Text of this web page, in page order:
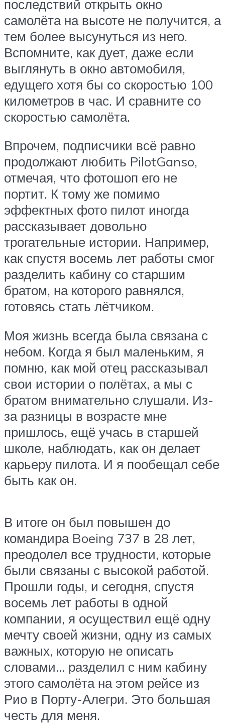
последствий открыть окно
самолёта на высоте не получится, а
тем более высунуться из него.
Вспомните, как дует, даже если
выглянуть в окно автомобиля,
едущего хотя бы со скоростью 100
километров в час. И сравните со
скоростью самолёта.
Впрочем, подписчики всё равно
продолжают любить PilotGanso,
отмечая, что фотошоп его не
портит. К тому же помимо
эффектных фото пилот иногда
рассказывает довольно
трогательные истории. Например,
как спустя восемь лет работы смог
разделить кабину со старшим
братом, на которого равнялся,
готовясь стать лётчиком.
Моя жизнь всегда была связана с
небом. Когда я был маленьким, я
помню, как мой отец рассказывал
свои истории о полётах, а мы с
братом внимательно слушали. Из-
за разницы в возрасте мне
пришлось, ещё учась в старшей
школе, наблюдать, как он делает
карьеру пилота. И я пообещал себе
быть как он.
В итоге он был повышен до
командира Boeing 737 в 28 лет,
преодолел все трудности, которые
были связаны с высокой работой.
Прошли годы, и сегодня, спустя
восемь лет работы в одной
компании, я осуществил ещё одну
мечту своей жизни, одну из самых
важных, которую не описать
словами… разделил с ним кабину
этого самолёта на этом рейсе из
Рио в Порту-Алегри. Это большая
честь для меня.